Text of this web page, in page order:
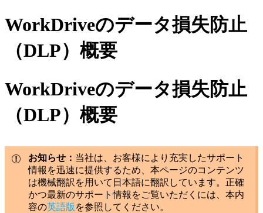
WorkDriveのデータ損失防止
（DLP）概要
WorkDriveのデータ損失防止
（DLP）概要
お知らせ： 当社は、お客様により充実したサポート
情報を迅速に提供するため、本ページのコンテンツ
は機械翻訳を用いて日本語に翻訳しています。正確
かつ最新のサポート情報をご覧いただくには、本内
容の英語版 を参照してください。